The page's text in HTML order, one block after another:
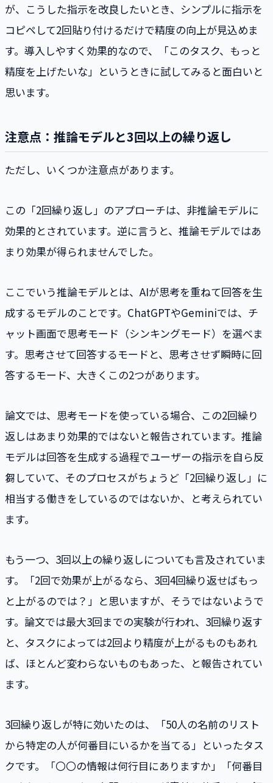
が、こうした指示を改良したいとき、シンプルに指示を
コピペして2回貼り付けるだけで精度の向上が見込めま
す。導入しやすく効果的なので、「このタスク、もっと
精度を上げたいな」というときに試してみると面白いと
思います。
注意点：推論モデルと3回以上の繰り返し
ただし、いくつか注意点があります。
この「2回繰り返し」のアプローチは、非推論モデルに
効果的とされています。逆に言うと、推論モデルではあ
まり効果が得られませんでした。
ここでいう推論モデルとは、AIが思考を重ねて回答を生
成するモデルのことです。ChatGPTやGeminiでは、チ
ャット画面で思考モード（シンキングモード）を選べま
す。思考させて回答するモードと、思考させず瞬時に回
答するモード、大きくこの2つがあります。
論文では、思考モードを使っている場合、この2回繰り
返しはあまり効果的ではないと報告されています。推論
モデルは回答を生成する過程でユーザーの指示を自ら反
芻していて、そのプロセスがちょうど「2回繰り返し」に
相当する働きをしているのではないか、と考えられてい
ます。
もう一つ、3回以上の繰り返しについても言及されていま
す。「2回で効果が上がるなら、3回4回繰り返せばもっ
と上がるのでは？」と思いますが、そうではないようで
す。論文では最大3回までの実験が行われ、3回繰り返す
と、タスクによっては2回より精度が上がるものもあれ
ば、ほとんど変わらないものもあった、と報告されてい
ます。
3回繰り返しが特に効いたのは、「50人の名前のリスト
から特定の人が何番目にいるかを当てる」といったタス
クです。「〇〇の情報は何行目にありますか」「何番目